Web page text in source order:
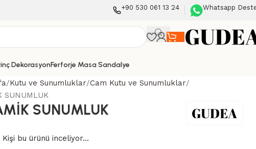
+90 530 061 13 24 Whatsapp
DekorasyonFerforje Masa Sandalye
Kutu ve Sunumluklar Cam Kutu ve Sunumluklar
SUNUMLUK
SUNUMLUK
Kişi bu ürünü inceliyor...